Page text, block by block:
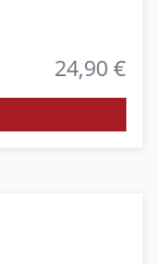
24,90 €